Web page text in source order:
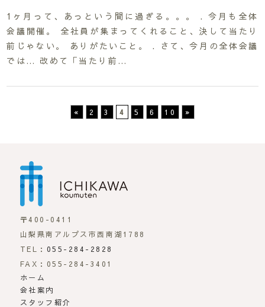
1ヶ月って、あっという間に過ぎる。。。 . 今月も全体
会議開催。 全社員が集まってくれること、決して当たり
前じゃない。 ありがたいこと。 . さて、今月の全体会議
では… 改めて「当たり前…
« 2 3 4 5 6 10 »
〒400-0411
山梨県南アルプス市西南湖1788
TEL： 055-284-2828
FAX：055-284-3401
ホーム
会社案内
スタッフ紹介